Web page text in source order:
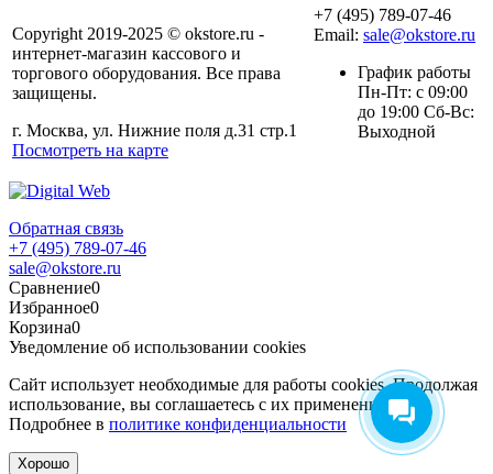
Copyright 2019-2025 © okstore.ru -
интернет-магазин кассового и
торгового оборудования. Все права
защищены.
г. Москва, ул. Нижние поля д.31 стр.1
Посмотреть на карте
+7 (495) 789-07-46
Email: sale@okstore.ru
График работы
Пн-Пт: с 09:00
до 19:00 Сб-Вс:
Выходной
Обратная связь
+7 (495) 789-07-46
sale@okstore.ru
Сравнение0
Избранное0
Корзина0
Уведомление об использовании cookies
Сайт использует необходимые для работы cookies. Продолжая
использование, вы соглашаетесь с их применением.
Подробнее в политике конфиденциальности
Хорошо